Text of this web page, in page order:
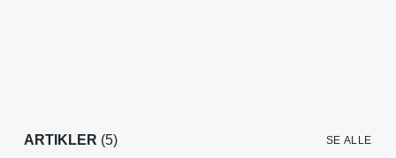
ARTIKLER (5) SE ALLE